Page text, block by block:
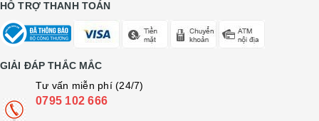
HỖ TRỢ THANH TOÁN
GIẢI ĐÁP THẮC MẮC
Tư vấn miễn phí (24/7)
0795 102 666